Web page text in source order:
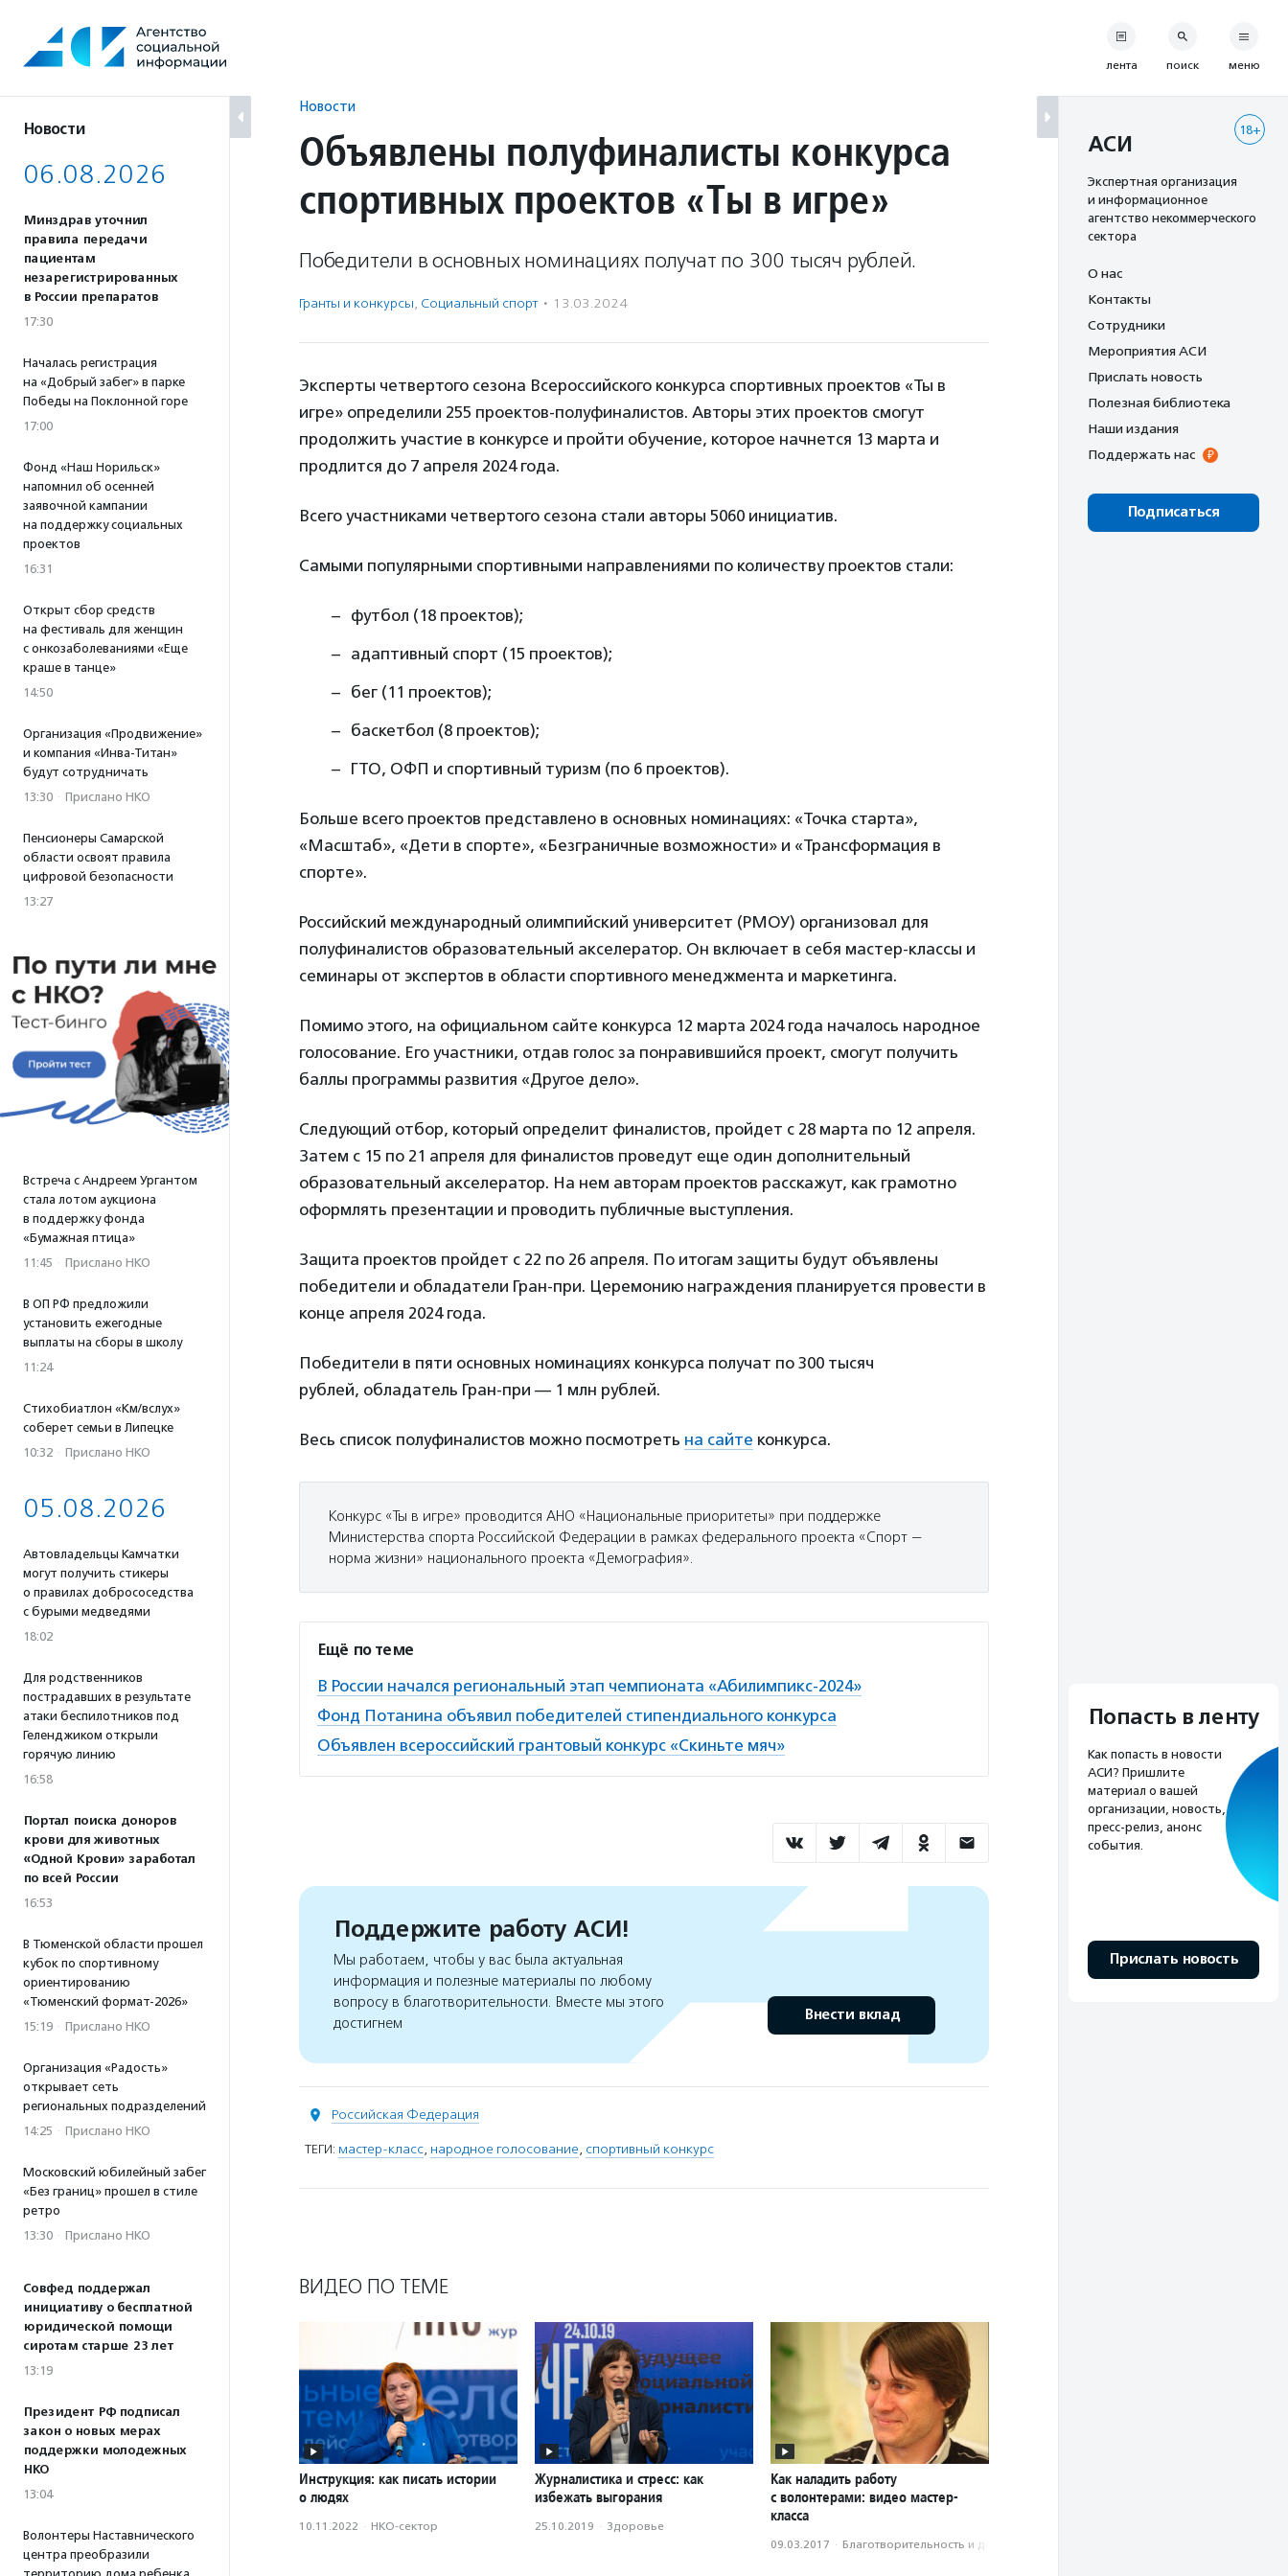
содержанию
Новости
06.08.2026
Минздрав уточнил
правила передачи
пациентам
незарегистрированных
в России препаратов
17:30
Началась регистрация
на «Добрый забег» в парке
Победы на Поклонной горе
17:00
Фонд «Наш Норильск»
напомнил об осенней
заявочной кампании
на поддержку социальных
проектов
16:31
Открыт сбор средств
на фестиваль для женщин
с онкозаболеваниями «Еще
краше в танце»
14:50
Организация «Продвижение»
и компания «Инва-Титан»
будут сотрудничать
13:30 · Прислано НКО
Пенсионеры Самарской
области освоят правила
цифровой безопасности
13:27
Встреча с Андреем Ургантом
стала лотом аукциона
в поддержку фонда
«Бумажная птица»
11:45 · Прислано НКО
В ОП РФ предложили
установить ежегодные
выплаты на сборы в школу
11:24
Стихобиатлон «Км/вслух»
соберет семьи в Липецке
10:32 · Прислано НКО
05.08.2026
Автовладельцы Камчатки
могут получить стикеры
о правилах добрососедства
с бурыми медведями
18:02
Для родственников
пострадавших в результате
атаки беспилотников под
Геленджиком открыли
горячую линию
16:58
Портал поиска доноров
крови для животных
«Одной Крови» заработал
по всей России
16:53
В Тюменской области прошел
кубок по спортивному
ориентированию
«Тюменский формат-2026»
15:19 · Прислано НКО
Организация «Радость»
открывает сеть
региональных подразделений
14:25 · Прислано НКО
Московский юбилейный забег
«Без границ» прошел в стиле
ретро
13:30 · Прислано НКО
Совфед поддержал
инициативу о бесплатной
юридической помощи
сиротам старше 23 лет
13:19
Президент РФ подписал
закон о новых мерах
поддержки молодежных
НКО
13:04
Волонтеры Наставнического
центра преобразили
Новости
Объявлены полуфиналисты конкурса
спортивных проектов «Ты в игре»
Победители в основных номинациях получат по 300 тысяч рублей.
Гранты и конкурсы, Социальный спорт · 13.03.2024
Эксперты четвертого сезона Всероссийского конкурса спортивных проектов «Ты в
игре» определили 255 проектов-полуфиналистов. Авторы этих проектов смогут
продолжить участие в конкурсе и пройти обучение, которое начнется 13 марта и
продлится до 7 апреля 2024 года.
Всего участниками четвертого сезона стали авторы 5060 инициатив.
Самыми популярными спортивными направлениями по количеству проектов стали:
футбол (18 проектов);
адаптивный спорт (15 проектов);
бег (11 проектов);
баскетбол (8 проектов);
ГТО, ОФП и спортивный туризм (по 6 проектов).
Больше всего проектов представлено в основных номинациях: «Точка старта»,
«Масштаб», «Дети в спорте», «Безграничные возможности» и «Трансформация в
спорте».
Российский международный олимпийский университет (РМОУ) организовал для
полуфиналистов образовательный акселератор. Он включает в себя мастер-классы и
семинары от экспертов в области спортивного менеджмента и маркетинга.
Помимо этого, на официальном сайте конкурса 12 марта 2024 года началось народное
голосование. Его участники, отдав голос за понравившийся проект, смогут получить
баллы программы развития «Другое дело».
Следующий отбор, который определит финалистов, пройдет с 28 марта по 12 апреля.
Затем с 15 по 21 апреля для финалистов проведут еще один дополнительный
образовательный акселератор. На нем авторам проектов расскажут, как грамотно
оформлять презентации и проводить публичные выступления.
Защита проектов пройдет с 22 по 26 апреля. По итогам защиты будут объявлены
победители и обладатели Гран-при. Церемонию награждения планируется провести в
конце апреля 2024 года.
Победители в пяти основных номинациях конкурса получат по 300 тысяч
рублей, обладатель Гран-при — 1 млн рублей.
Весь список полуфиналистов можно посмотреть на сайте конкурса.
Конкурс «Ты в игре» проводится АНО «Национальные приоритеты» при поддержке
Министерства спорта Российской Федерации в рамках федерального проекта «Спорт —
норма жизни» национального проекта «Демография».
Ещё по теме
В России начался региональный этап чемпионата «Абилимпикс-2024»
Фонд Потанина объявил победителей стипендиального конкурса
Объявлен всероссийский грантовый конкурс «Скиньте мяч»
Поддержите работу АСИ!
Мы работаем, чтобы у вас была актуальная
информация и полезные материалы по любому
вопросу в благотворительности. Вместе мы этого
достигнем
Внести вклад
Российская Федерация
ТЕГИ: мастер-класс, народное голосование, спортивный конкурс
ВИДЕО ПО ТЕМЕ
Инструкция: как писать истории
о людях
10.11.2022 · НКО-сектор
Журналистика и стресс: как
избежать выгорания
25.10.2019 · Здоровье
Как наладить работу
с волонтерами: видео мастер-
класса
09.03.2017 · Благотвори­тель­ность и доброволь­чест­во
лента поиск меню
18+
АСИ
Экспертная организация
и информационное
агентство некоммерческого
сектора
О нас
Контакты
Сотрудники
Мероприятия АСИ
Прислать новость
Полезная библиотека
Наши издания
Поддержать нас
Подписаться
Попасть в ленту
Как попасть в новости
АСИ? Пришлите
материал о вашей
организации, новость,
пресс-релиз, анонс
события.
Прислать новость